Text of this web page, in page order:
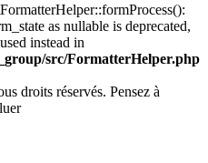
as nullable is deprecated,
instead in
src/FormatterHelper.php
droits réservés. Pensez à